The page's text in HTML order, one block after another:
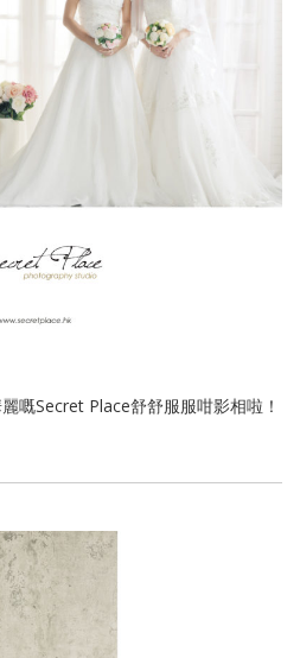
嘅Secret Place舒舒服服咁影相啦！